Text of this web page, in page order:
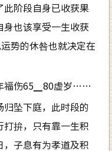
阶段自身已收获果
也该享受一生收获
势的休咎也就决定在
福伤65▁80虚岁……
坠下庭，此时段的
拚，只有靠一生积
子息有为孝道及积